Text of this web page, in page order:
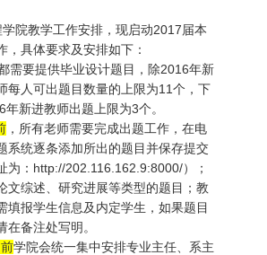
院教学工作安排，现启动2017届本
，具体要求及安排如下：
需要提供毕业设计题目，除2016年新
每人可出题目数量的上限为11个，下
年新进教师出题上限为3个。
，所有老师需要完成出题工作，在电
系统逐条添加所出的题目并保存提交
为： http://202.116.162.9:8000/）；
文综述、研究进展等类型的题目；教
填报学生信息及内定学生，如果题目
在备注处写明。
学院会统一集中安排专业主任、系主